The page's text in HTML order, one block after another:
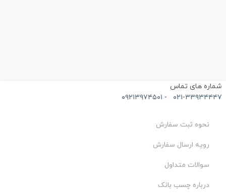
های تماس
۳۳۹۳۴۴۴۷- ۰۹۲۱۳۹۷۴۵۰۱
نحوه ثبت سفارش
رویه ارسال سفارش
سوالات متداول
درباره چسب بانک